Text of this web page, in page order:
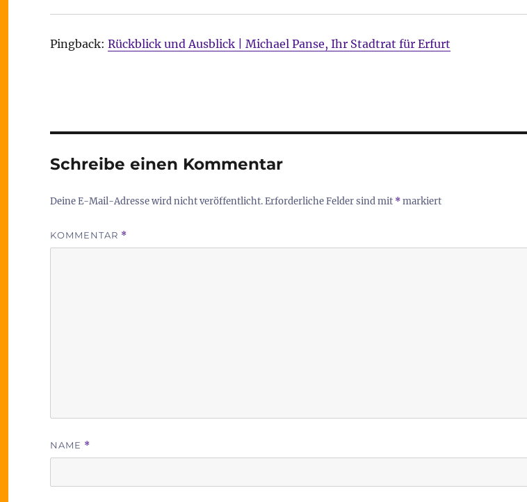
Pingback: Rückblick und Ausblick | Michael Panse, Ihr Stadtrat für Erfurt
Schreibe einen Kommentar
Deine E-Mail-Adresse wird nicht veröffentlicht.Erforderliche Felder sind mit *markiert
KOMMENTAR *
NAME *